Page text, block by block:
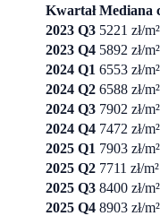
Kwartał Mediana
2023 Q3 5221 zł/m²
2023 Q4 5892 zł/m²
2024 Q1 6553 zł/m²
2024 Q2 6588 zł/m²
2024 Q3 7902 zł/m²
2024 Q4 7472 zł/m²
2025 Q1 7903 zł/m²
2025 Q2 7711 zł/m²
2025 Q3 8400 zł/m²
2025 Q4 8903 zł/m²